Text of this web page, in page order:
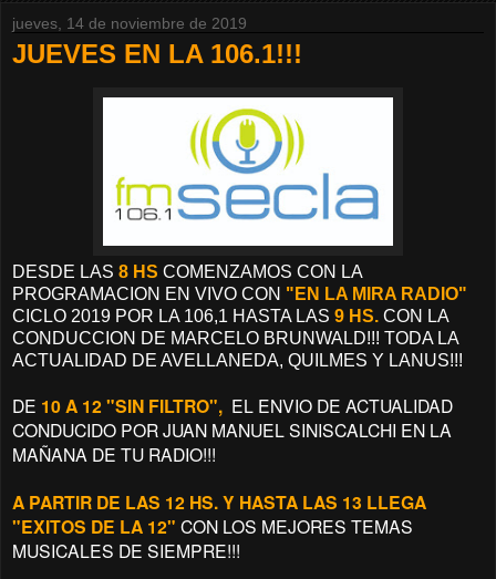
jueves, 14 de noviembre de 2019
JUEVES EN LA 106.1!!!
DESDE LAS 8 HS COMENZAMOS CON LA
PROGRAMACION EN VIVO CON "EN LA MIRA RADIO"
CICLO 2019 POR LA 106,1 HASTA LAS 9 HS. CON LA
CONDUCCION DE MARCELO BRUNWALD!!! TODA LA
ACTUALIDAD DE AVELLANEDA, QUILMES Y LANUS!!!
DE 10 A 12 "SIN FILTRO", EL ENVIO DE ACTUALIDAD
CONDUCIDO POR JUAN MANUEL SINISCALCHI EN LA
MAÑANA DE TU RADIO!!!
A PARTIR DE LAS 12 HS. Y HASTA LAS 13 LLEGA
"EXITOS DE LA 12" CON LOS MEJORES TEMAS
MUSICALES DE SIEMPRE!!!